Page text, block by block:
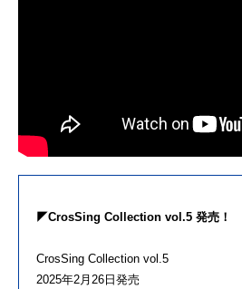
◤CrosSing Collection vol.5 発売！
CrosSing Collection vol.5
2025年2月26日発売